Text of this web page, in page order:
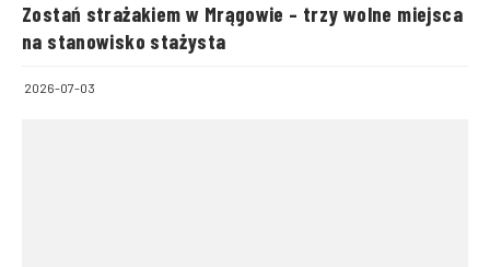
Zostań strażakiem w Mrągowie – trzy wolne miejsca
na stanowisko stażysta
2026-07-03